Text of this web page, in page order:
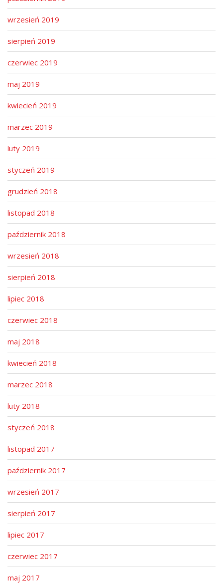
wrzesień 2019
sierpień 2019
czerwiec 2019
maj 2019
kwiecień 2019
marzec 2019
luty 2019
styczeń 2019
grudzień 2018
listopad 2018
październik 2018
wrzesień 2018
sierpień 2018
lipiec 2018
czerwiec 2018
maj 2018
kwiecień 2018
marzec 2018
luty 2018
styczeń 2018
listopad 2017
październik 2017
wrzesień 2017
sierpień 2017
lipiec 2017
czerwiec 2017
maj 2017